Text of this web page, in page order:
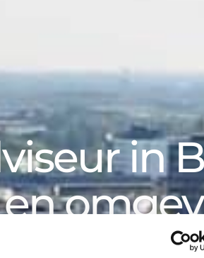
in
Van aankoopbegeleiding